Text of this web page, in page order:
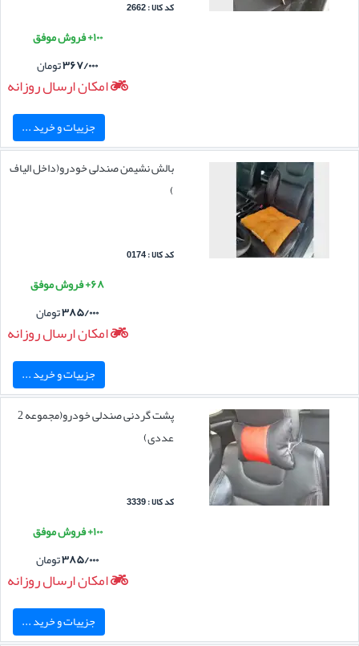
کد کالا : 2662
۱۰۰+ فروش موفق
۳۶۷/۰۰۰تومان
امکان ارسال روزانه
جزییات و خرید ...
بالش نشیمن صندلی خودرو(داخل الیاف
)
کد کالا : 0174
۶۸+ فروش موفق
۳۸۵/۰۰۰تومان
امکان ارسال روزانه
جزییات و خرید ...
پشت گردنی صندلی خودرو(مجموعه 2
عددی)
کد کالا : 3339
۱۰۰+ فروش موفق
۳۸۵/۰۰۰تومان
امکان ارسال روزانه
جزییات و خرید ...